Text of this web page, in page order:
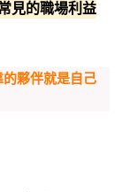
見的職場利益
夥伴就是自己